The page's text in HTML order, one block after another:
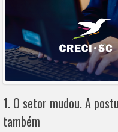
1. O setor mudou. A
também